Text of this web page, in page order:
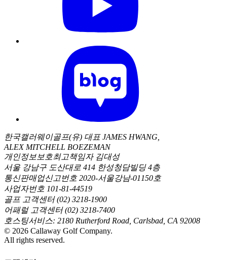
한국캘러웨이골프(유) 대표 JAMES HWANG,
ALEX MITCHELL BOEZEMAN
개인정보보호최고책임자 김대성
서울 강남구 도산대로 414 한성청담빌딩 4층
통신판매업신고번호 2020-서울강남-01150호
사업자번호 101-81-44519
골프 고객센터 (02) 3218-1900
어패럴 고객센터 (02) 3218-7400
호스팅서비스: 2180 Rutherford Road, Carlsbad, CA 92008
© 2026 Callaway Golf Company.
All rights reserved.